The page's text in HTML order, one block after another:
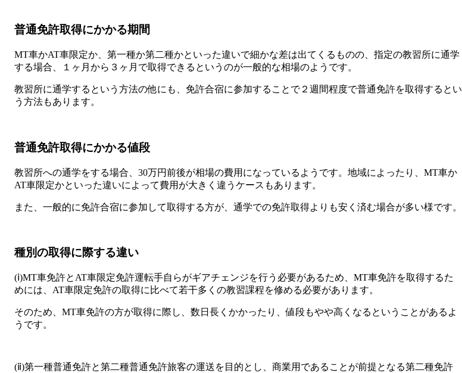
普通免許取得にかかる期間
MT車かAT車限定か、第一種か第二種かといった違いで細かな差は出てくるものの、指定の教習所に通学
する場合、１ヶ月から３ヶ月で取得できるというのが一般的な相場のようです。
教習所に通学するという方法の他にも、免許合宿に参加することで２週間程度で普通免許を取得するとい
う方法もあります。
普通免許取得にかかる値段
教習所への通学をする場合、30万円前後が相場の費用になっているようです。地域によったり、MT車か
AT車限定かといった違いによって費用が大きく違うケースもあります。
また、一般的に免許合宿に参加して取得する方が、通学での免許取得よりも安く済む場合が多い様です。
種別の取得に際する違い
(ⅰ)MT車免許とAT車限定免許運転手自らがギアチェンジを行う必要があるため、MT車免許を取得するた
めには、AT車限定免許の取得に比べて若干多くの教習課程を修める必要があります。
そのため、MT車免許の方が取得に際し、数日長くかかったり、値段もやや高くなるということがあるよ
うです。
(ⅱ)第一種普通免許と第二種普通免許旅客の運送を目的とし、商業用であることが前提となる第二種免許